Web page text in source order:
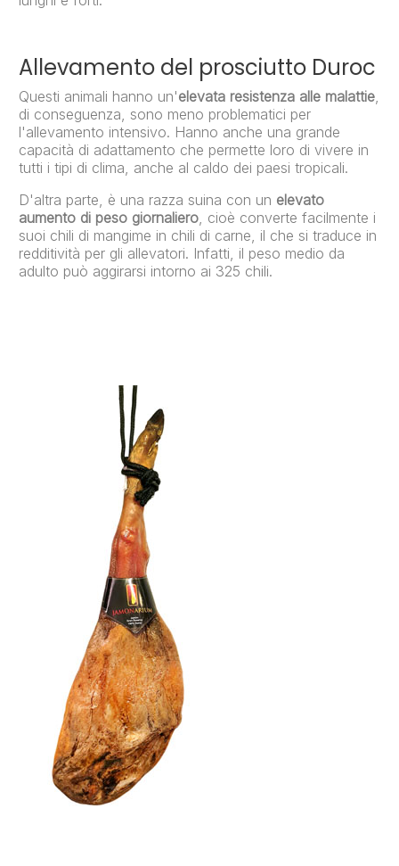
Allevamento del prosciutto Duroc
Questi animali hanno un'elevata resistenza alle malattie,
di conseguenza, sono meno problematici per
l'allevamento intensivo. Hanno anche una grande
capacità di adattamento che permette loro di vivere in
tutti i tipi di clima, anche al caldo dei paesi tropicali.
D'altra parte, è una razza suina con un elevato
aumento di peso giornaliero, cioè converte facilmente i
suoi chili di mangime in chili di carne, il che si traduce in
redditività per gli allevatori. Infatti, il peso medio da
adulto può aggirarsi intorno ai 325 chili.